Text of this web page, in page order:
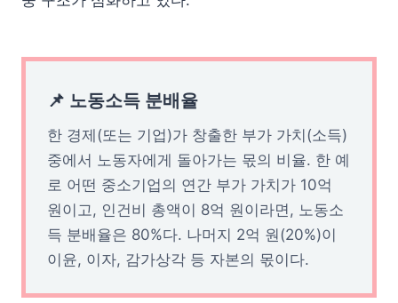
📌 노동소득 분배율
한 경제(또는 기업)가 창출한 부가 가치(소득)
중에서 노동자에게 돌아가는 몫의 비율. 한 예
로 어떤 중소기업의 연간 부가 가치가 10억
원이고, 인건비 총액이 8억 원이라면, 노동소
득 분배율은 80%다. 나머지 2억 원(20%)이
이윤, 이자, 감가상각 등 자본의 몫이다.